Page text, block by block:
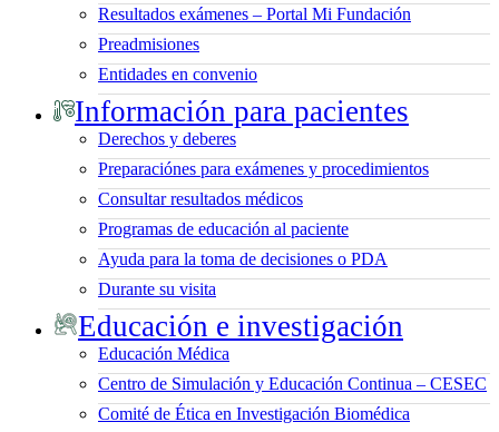
Resultados exámenes – Portal Mi Fundación
Preadmisiones
Entidades en convenio
Información para pacientes
Derechos y deberes
Preparaciónes para exámenes y procedimientos
Consultar resultados médicos
Programas de educación al paciente
Ayuda para la toma de decisiones o PDA
Durante su visita
Educación e investigación
Educación Médica
Centro de Simulación y Educación Continua – CESEC
Comité de Ética en Investigación Biomédica